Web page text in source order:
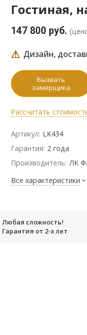
Гостиная,
147 800 руб.
⚠ Дизайн,
Вызвать
замерщика
Рассчитать
Артикул: LK434
Гарантия: 2 года
Производитель: ЛК
Все характеристики
Любая сложность!
Гарантия от 2-х лет